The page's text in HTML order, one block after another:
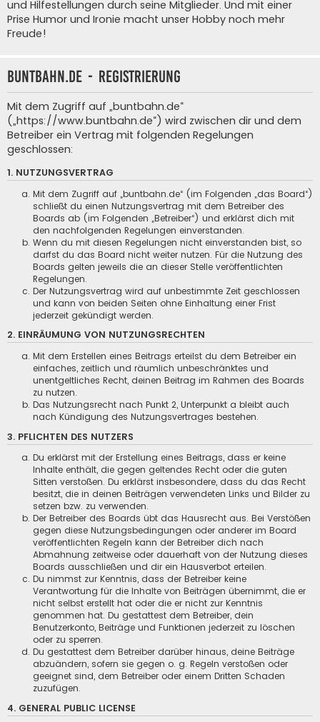
und Hilfestellungen durch seine Mitglieder. Und mit einer
Prise Humor und Ironie macht unser Hobby noch mehr
Freude!
buntbahn.de - Registrierung
Mit dem Zugriff auf „buntbahn.de“
(„https://www.buntbahn.de“) wird zwischen dir und dem
Betreiber ein Vertrag mit folgenden Regelungen
geschlossen:
1. NUTZUNGSVERTRAG
Mit dem Zugriff auf „buntbahn.de“ (im Folgenden „das Board“)
schließt du einen Nutzungsvertrag mit dem Betreiber des
Boards ab (im Folgenden „Betreiber“) und erklärst dich mit
den nachfolgenden Regelungen einverstanden.
Wenn du mit diesen Regelungen nicht einverstanden bist, so
darfst du das Board nicht weiter nutzen. Für die Nutzung des
Boards gelten jeweils die an dieser Stelle veröffentlichten
Regelungen.
Der Nutzungsvertrag wird auf unbestimmte Zeit geschlossen
und kann von beiden Seiten ohne Einhaltung einer Frist
jederzeit gekündigt werden.
2. EINRÄUMUNG VON NUTZUNGSRECHTEN
Mit dem Erstellen eines Beitrags erteilst du dem Betreiber ein
einfaches, zeitlich und räumlich unbeschränktes und
unentgeltliches Recht, deinen Beitrag im Rahmen des Boards
zu nutzen.
Das Nutzungsrecht nach Punkt 2, Unterpunkt a bleibt auch
nach Kündigung des Nutzungsvertrages bestehen.
3. PFLICHTEN DES NUTZERS
Du erklärst mit der Erstellung eines Beitrags, dass er keine
Inhalte enthält, die gegen geltendes Recht oder die guten
Sitten verstoßen. Du erklärst insbesondere, dass du das Recht
besitzt, die in deinen Beiträgen verwendeten Links und Bilder zu
setzen bzw. zu verwenden.
Der Betreiber des Boards übt das Hausrecht aus. Bei Verstößen
gegen diese Nutzungsbedingungen oder anderer im Board
veröffentlichten Regeln kann der Betreiber dich nach
Abmahnung zeitweise oder dauerhaft von der Nutzung dieses
Boards ausschließen und dir ein Hausverbot erteilen.
Du nimmst zur Kenntnis, dass der Betreiber keine
Verantwortung für die Inhalte von Beiträgen übernimmt, die er
nicht selbst erstellt hat oder die er nicht zur Kenntnis
genommen hat. Du gestattest dem Betreiber, dein
Benutzerkonto, Beiträge und Funktionen jederzeit zu löschen
oder zu sperren.
Du gestattest dem Betreiber darüber hinaus, deine Beiträge
abzuändern, sofern sie gegen o. g. Regeln verstoßen oder
geeignet sind, dem Betreiber oder einem Dritten Schaden
zuzufügen.
4. GENERAL PUBLIC LICENSE